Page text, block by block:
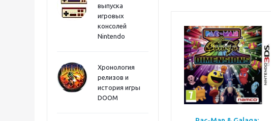
выпуска
игровых
консолей
Nintendo
Хронология
релизов и
история игры
DOOM
Onimusha: Way of the
Sword PS5